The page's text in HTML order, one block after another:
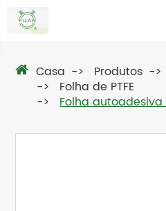
Casa Produtos
Folha de PTFE
Folha autoadesiva